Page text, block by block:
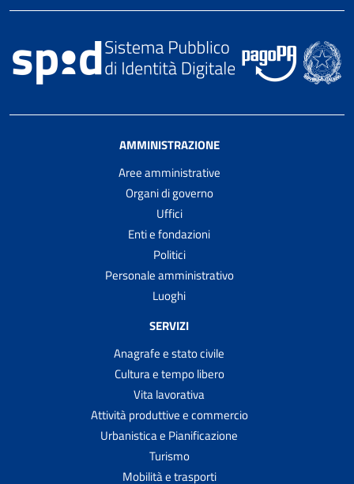
AMMINISTRAZIONE
Aree amministrative
Organi di governo
Uffici
Enti e fondazioni
Politici
Personale amministrativo
Luoghi
SERVIZI
Anagrafe e stato civile
Cultura e tempo libero
Vita lavorativa
Attività produttive e commercio
Urbanistica e Pianificazione
Turismo
Mobilità e trasporti